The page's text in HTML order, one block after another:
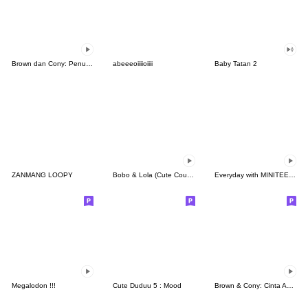
Brown dan Cony: Penuh Kasih abeeeoiiiioiiii Baby Tatan 2
ZANMANG LOOPY
Megalodon !!! Cute Duduu 5 : Mood